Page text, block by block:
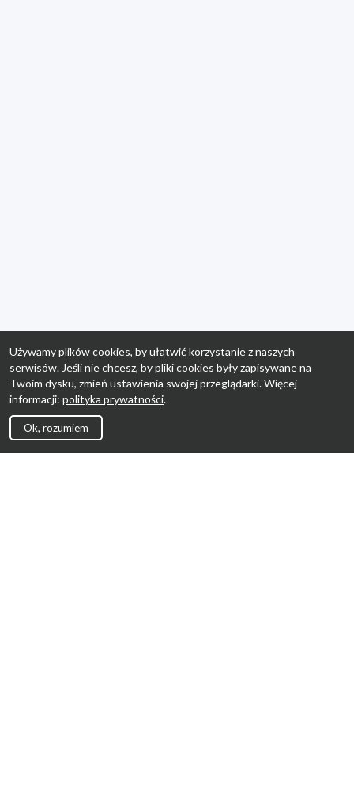
Używamy plików cookies, by ułatwić korzystanie z naszych
serwisów. Jeśli nie chcesz, by pliki cookies były zapisywane na
Twoim dysku, zmień ustawienia swojej przeglądarki. Więcej
informacji: polityka prywatności.
Ok, rozumiem